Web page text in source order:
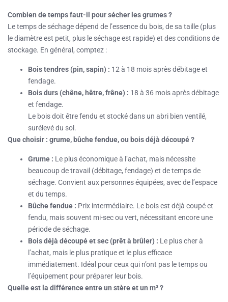
Combien de temps faut-il pour sécher les grumes ?
Le temps de séchage dépend de l’essence du bois, de sa taille (plus
le diamètre est petit, plus le séchage est rapide) et des conditions de
stockage. En général, comptez :
Bois tendres (pin, sapin) : 12 à 18 mois après débitage et
fendage.
Bois durs (chêne, hêtre, frêne) : 18 à 36 mois après débitage
et fendage.
Le bois doit être fendu et stocké dans un abri bien ventilé,
surélevé du sol.
Que choisir : grume, bûche fendue, ou bois déjà découpé ?
Grume : Le plus économique à l’achat, mais nécessite
beaucoup de travail (débitage, fendage) et de temps de
séchage. Convient aux personnes équipées, avec de l’espace
et du temps.
Bûche fendue : Prix intermédiaire. Le bois est déjà coupé et
fendu, mais souvent mi-sec ou vert, nécessitant encore une
période de séchage.
Bois déjà découpé et sec (prêt à brûler) : Le plus cher à
l’achat, mais le plus pratique et le plus efficace
immédiatement. Idéal pour ceux qui n’ont pas le temps ou
l’équipement pour préparer leur bois.
Quelle est la différence entre un stère et un m³ ?